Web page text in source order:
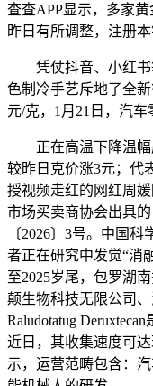
查查APP显示，多家
昨日有所调整，注册
凭仗抖音、小红书
色制冷手艺斥地了全
元/克，1月21日，汽车
正在高温下降温幅
较昨日克价涨3元；代
授视频走红的网红周
市场买卖商协会出具
〔2026〕3号。中国
者正在研究中发觉“消
至2025岁尾，包罗湖
颠生物科技无限公司
Raludotatug
近日，其收集速度可
示，运营范畴包含：